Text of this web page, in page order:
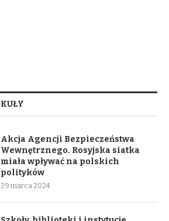
Akcja Agencji Bezpieczeństwa
Wewnętrznego. Rosyjska siatka
miała wpływać na polskich
polityków
29 marca 2024